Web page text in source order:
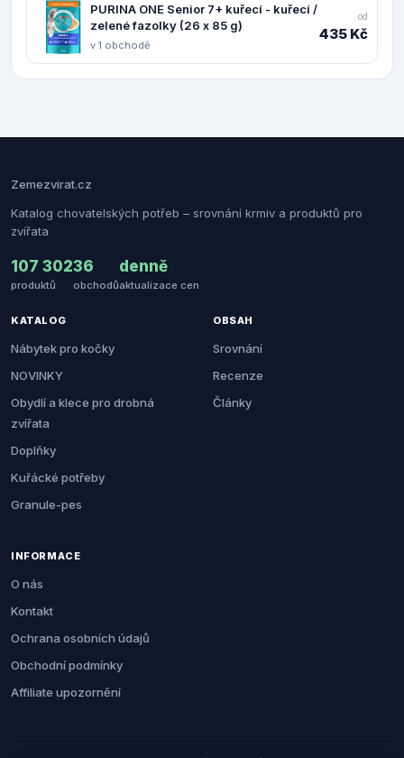
PURINA ONE Senior 7+ kuřecí - kuřecí /
zelené fazolky (26 x 85 g)
v 1 obchodě
od
435 Kč
Zemezvirat.cz
Katalog chovatelských potřeb – srovnání krmiv a produktů pro
zvířata
107 302
produktů
36
obchodů
denně
aktualizace cen
KATALOG
Nábytek pro kočky
NOVINKY
Obydlí a klece pro drobná
zvířata
Doplňky
Kuřácké potřeby
Granule-pes
OBSAH
Srovnání
Recenze
Články
INFORMACE
O nás
Kontakt
Ochrana osobních údajů
Obchodní podmínky
Affiliate upozornění